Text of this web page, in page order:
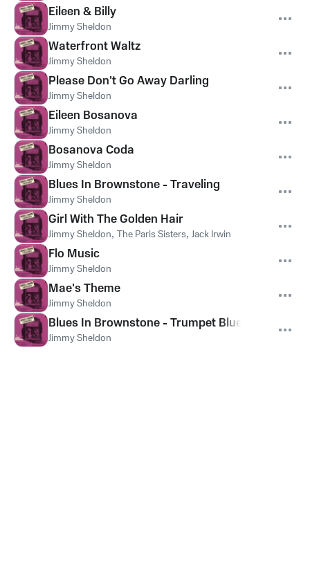
Eileen & Billy
Jimmy Sheldon
Waterfront Waltz
Jimmy Sheldon
Please Don't Go Away Darling
Jimmy Sheldon
Eileen Bosanova
Jimmy Sheldon
Bosanova Coda
Jimmy Sheldon
Blues In Brownstone - Traveling
Jimmy Sheldon
Girl With The Golden Hair
Jimmy Sheldon, The Paris Sisters, Jack Irwin
Flo Music
Jimmy Sheldon
Mae's Theme
Jimmy Sheldon
Blues In Brownstone - Trumpet Blues
Jimmy Sheldon